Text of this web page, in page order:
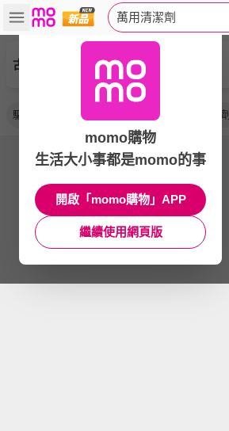
萬用清潔劑
古寶無患子
驅離 去汙劑 噴劑
momo購物
生活大小事都是momo的事
開啟「momo購物」APP
繼續使用網頁版